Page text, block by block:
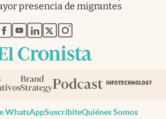
presencia de migrantes
abre en nueva pestaña
abre en nueva pestaña
abre en nueva pestaña
abre en nueva pestaña
abre en nueva pestaña
WhatsAppSuscribiteQuiénes Somos